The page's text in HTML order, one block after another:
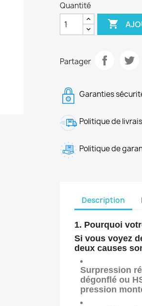
Quantité

Partager
Garanties
Politique de
Politique de
Description
1. Pourquoi
Si vous voyez
deux causes
Surpression
dégonflé ou
pression